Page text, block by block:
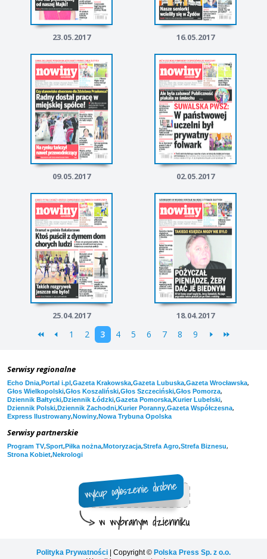
23.05.2017 16.05.2017
09.05.2017 02.05.2017
25.04.2017 18.04.2017
1 2 3 4 5 6 7 8 9
Serwisy regionalne
Echo Dnia,Portal i.pl,Gazeta Krakowska,Gazeta Lubuska,Gazeta Wrocławska,
Głos Wielkopolski,Głos Koszaliński,Głos Szczeciński,Głos Pomorza,
Dziennik Bałtycki,Dziennik Łódzki,Gazeta Pomorska,Kurier Lubelski,
Dziennik Polski,Dziennik Zachodni,Kurier Poranny,Gazeta Współczesna,
Express Ilustrowany,Nowiny,Nowa Trybuna Opolska
Serwisy partnerskie
Program TV,Sport,Piłka nożna,Motoryzacja,Strefa Agro,Strefa Biznesu,
Strona Kobiet,Nekrologi
Polityka Prywatności | Copyright © Polska Press Sp. z o.o.